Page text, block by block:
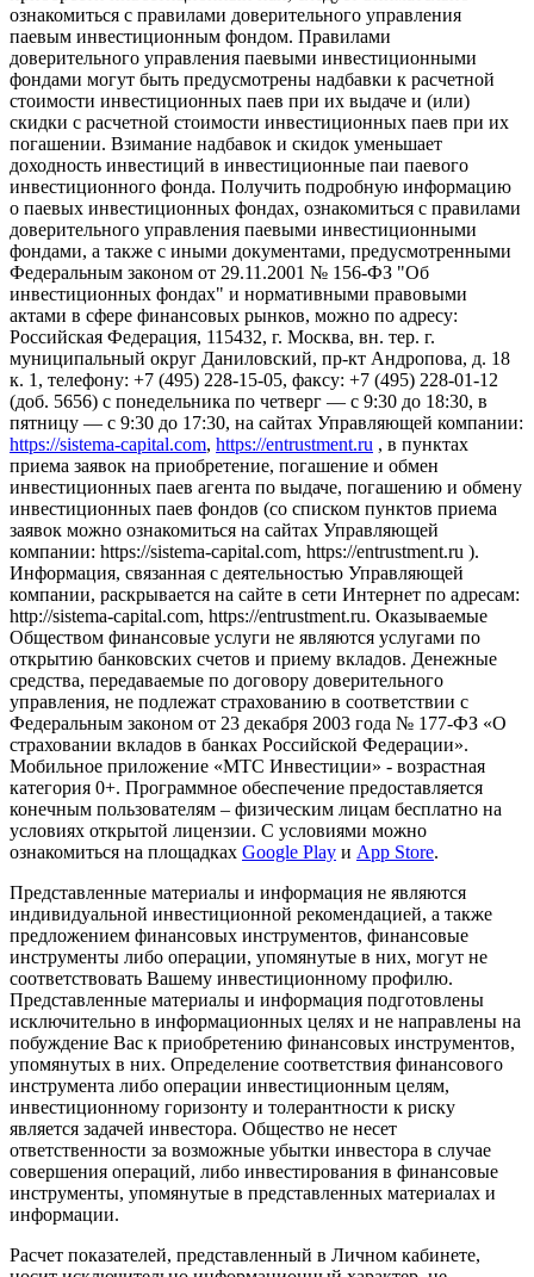
ознакомиться с правилами доверительного управления
паевым инвестиционным фондом. Правилами
доверительного управления паевыми инвестиционными
фондами могут быть предусмотрены надбавки к расчетной
стоимости инвестиционных паев при их выдаче и (или)
скидки с расчетной стоимости инвестиционных паев при их
погашении. Взимание надбавок и скидок уменьшает
доходность инвестиций в инвестиционные паи паевого
инвестиционного фонда. Получить подробную информацию
о паевых инвестиционных фондах, ознакомиться с правилами
доверительного управления паевыми инвестиционными
фондами, а также с иными документами, предусмотренными
Федеральным законом от 29.11.2001 № 156-ФЗ "Об
инвестиционных фондах" и нормативными правовыми
актами в сфере финансовых рынков, можно по адресу:
Российская Федерация, 115432, г. Москва, вн. тер. г.
муниципальный округ Даниловский, пр-кт Андропова, д. 18
к. 1, телефону: +7 (495) 228-15-05, факсу: +7 (495) 228-01-12
(доб. 5656) с понедельника по четверг — c 9:30 до 18:30, в
пятницу — с 9:30 до 17:30, на сайтах Управляющей компании:
https://sistema-capital.com, https://entrustment.ru , в пунктах
приема заявок на приобретение, погашение и обмен
инвестиционных паев агента по выдаче, погашению и обмену
инвестиционных паев фондов (со списком пунктов приема
заявок можно ознакомиться на сайтах Управляющей
компании: https://sistema-capital.com, https://entrustment.ru ).
Информация, связанная с деятельностью Управляющей
компании, раскрывается на сайте в сети Интернет по адресам:
http://sistema-capital.com, https://entrustment.ru. Оказываемые
Обществом финансовые услуги не являются услугами по
открытию банковских счетов и приему вкладов. Денежные
средства, передаваемые по договору доверительного
управления, не подлежат страхованию в соответствии с
Федеральным законом от 23 декабря 2003 года № 177-ФЗ «О
страховании вкладов в банках Российской Федерации».
Мобильное приложение «МТС Инвестиции» - возрастная
категория 0+. Программное обеспечение предоставляется
конечным пользователям – физическим лицам бесплатно на
условиях открытой лицензии. С условиями можно
ознакомиться на площадках Google Play и App Store.
Представленные материалы и информация не являются
индивидуальной инвестиционной рекомендацией, а также
предложением финансовых инструментов, финансовые
инструменты либо операции, упомянутые в них, могут не
соответствовать Вашему инвестиционному профилю.
Представленные материалы и информация подготовлены
исключительно в информационных целях и не направлены на
побуждение Вас к приобретению финансовых инструментов,
упомянутых в них. Определение соответствия финансового
инструмента либо операции инвестиционным целям,
инвестиционному горизонту и толерантности к риску
является задачей инвестора. Общество не несет
ответственности за возможные убытки инвестора в случае
совершения операций, либо инвестирования в финансовые
инструменты, упомянутые в представленных материалах и
информации.
Расчет показателей, представленный в Личном кабинете,